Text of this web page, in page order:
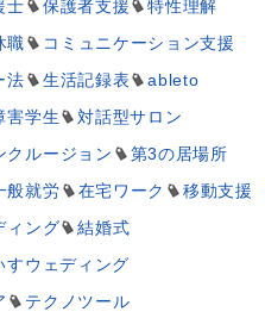
士 保護者支援
特性理解
職
コミュニケーション支援
法 生活記録表
ableto
害学生
対話型サロン
クルージョン
第3の居場所
般就労 在宅ワーク
移動支援
ィング
結婚式
すウェディング
テクノツール